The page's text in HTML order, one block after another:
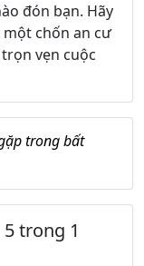
đón bạn. Hãy
một chốn an cư
vẹn cuộc
trong bất
trong 1